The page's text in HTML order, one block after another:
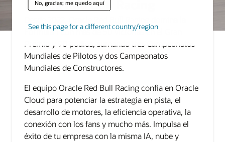
No, gracias; me quedo aquí
See this page for a different country/region
Oracle Red Bull Racing
Fórmula 1 con más de 50 victorias en el Gran
Premio y 90 podios, sumando tres Campeonatos
Mundiales de Pilotos y dos Campeonatos
Mundiales de Constructores.
El equipo Oracle Red Bull Racing confía en Oracle
Cloud para potenciar la estrategia en pista, el
desarrollo de motores, la eficiencia operativa, la
conexión con los fans y mucho más. Impulsa el
éxito de tu empresa con la misma IA, nube y